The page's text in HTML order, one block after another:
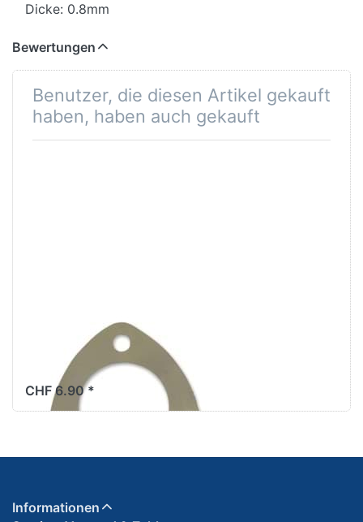
Dicke: 0.8mm
Bewertungen
Benutzer, die diesen Artikel gekauft
haben, haben auch gekauft
Sicherungsblech
Kupplung
Kreidler Florett
CHF 6.90 *
Informationen